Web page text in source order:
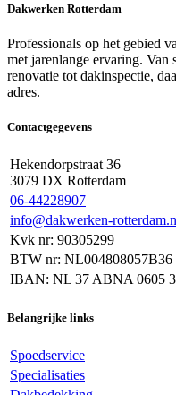
Dakwerken Rotterdam
Professionals op het gebied
met jarenlange ervaring. Van
renovatie tot dakinspectie,
adres.
Contactgegevens
Hekendorpstraat 36
3079 DX Rotterdam
06-44228907
info@dakwerken-
Kvk nr: 90305299
BTW nr: NL004808057B36
IBAN: NL 37 ABNA 0605
Belangrijke links
Spoedservice
Specialisaties